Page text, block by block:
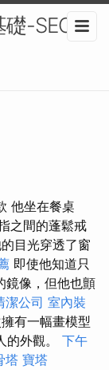
-SEO顧
他坐在餐桌
之間的蓬鬆戒
目光穿透了窗
即使他知道只
鏡像，但他也顫
潔公司 室內裝
有一幅畫模型
的外觀。 下午
塔 寶塔